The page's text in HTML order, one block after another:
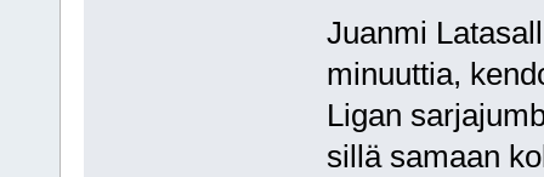
Juanmi
minuuttia,
Ligan
sillä samaan